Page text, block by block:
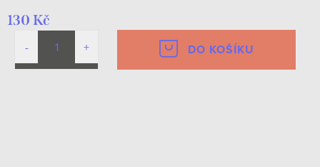
130 Kč
DO KOŠÍKU